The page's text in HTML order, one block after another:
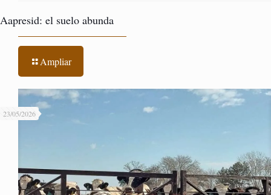
Aapresid: el suelo abunda
Ampliar
23/05/2026